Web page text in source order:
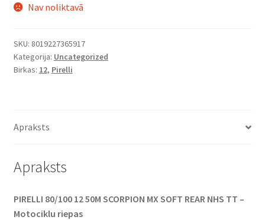
Nav noliktavā
SKU: 8019227365917
Kategorija: Uncategorized
Birkas: 12, Pirelli
Apraksts
Apraksts
PIRELLI 80/100 12 50M SCORPION MX SOFT REAR NHS TT –
Motociklu riepas